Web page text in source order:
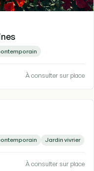
À consulter sur place
Jardin vivrier
À consulter sur place